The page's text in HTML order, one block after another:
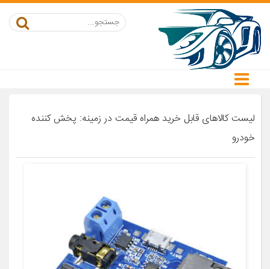
لیست کالاهای قابل خرید همراه قیمت در زمینه: پخش کننده
خودرو